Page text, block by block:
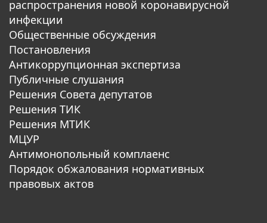
распространения новой коронавирусной
инфекции
Общественные обсуждения
Постановления
Антикоррупционная экспертиза
Публичные слушания
Решения Совета депутатов
Решения ТИК
Решения МТИК
МЦУР
Антимонопольный комплаенс
Порядок обжалования нормативных
правовых актов